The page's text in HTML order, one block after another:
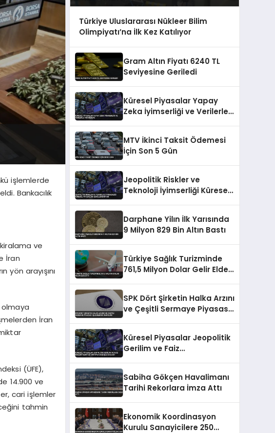
işlemlerde
Bankacılık
ve
İran
arayışını
olmaya
İran
(ÜFE),
14.900 ve
cari işlemler
tahmin
Türkiye Uluslararası Nükleer Bilim
Olimpiyatı’na İlk Kez Katılıyor
Gram Altın Fiyatı 6240 TL
Seviyesine Geriledi
Küresel Piyasalar Yapay
Zeka İyimserliği ve Verilerle
MTV İkinci Taksit Ödemesi
İçin Son 5 Gün
Jeopolitik Riskler ve
Teknoloji İyimserliği Küresel
Darphane Yilın İlk Yarısında
9 Milyon 829 Bin Altın Bastı
Türkiye Sağlık Turizminde
761,5 Milyon Dolar Gelir Elde
SPK Dört Şirketin Halka Arzını
ve Çeşitli Sermaye Piyasası
Küresel Piyasalar Jeopolitik
Gerilim ve Faiz
Sabiha Gökçen Havalimanı
Tarihi Rekorlara İmza Attı
Ekonomik Koordinasyon
Kurulu Sanayicilere 250